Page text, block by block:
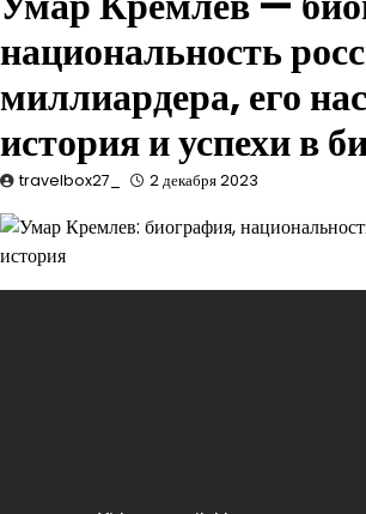
национальность
миллиардера, его
история и успехи в
travelbox27_ 2 декабря 2023